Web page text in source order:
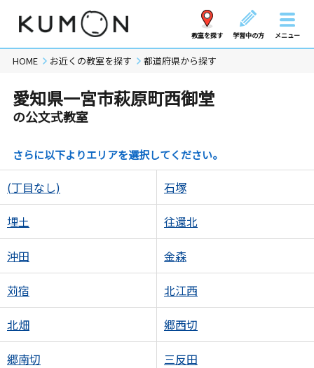
教室を探す 学習中の方 メニュー
HOME お近くの教室を探す 都道府県から探す
愛知県一宮市萩原町西御堂
の公文式教室
さらに以下よりエリアを選択してください。
(丁目なし) 石塚
埋土 往還北
沖田 金森
苅宿 北江西
北畑 郷西切
郷南切 三反田